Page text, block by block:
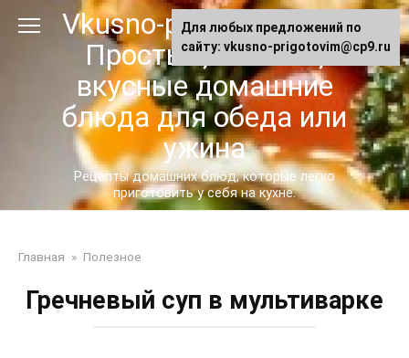
Vkusno-prigotovim.ru -
Простые, сытные,
вкусные домашние
блюда для обеда или
ужина
Рецепты домашних блюд, которые легко
приготовить у себя на кухне.
Главная » Полезное
Гречневый суп в мультиварке
Для любых предложений по
сайту: vkusno-prigotovim@cp9.ru